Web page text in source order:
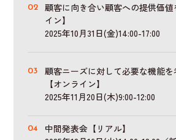
顧客に向き合い顧客への提供価
イン】
2025年10月31日(金)14:00-17:00
顧客ニーズに対して必要な機能を
【オンライン】
2025年11月20日(木)9:00-12:00
中間発表会【リアル】